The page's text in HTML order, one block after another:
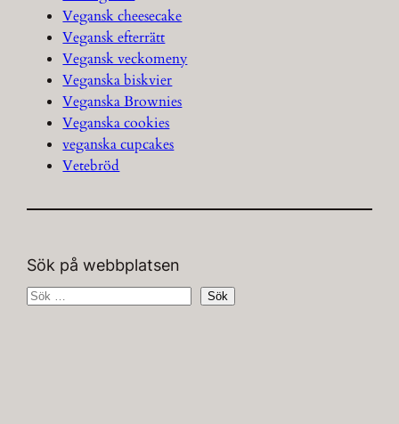
Vegansk cheesecake
Vegansk efterrätt
Vegansk veckomeny
Veganska biskvier
Veganska Brownies
Veganska cookies
veganska cupcakes
Vetebröd
Sök på webbplatsen
S
Sök